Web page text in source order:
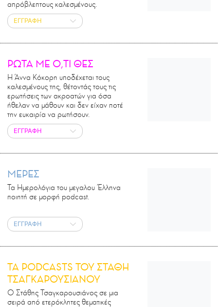
απρόβλεπτους καλεσμένους.
ΕΓΓΡΑΦΗ
ΡΩΤΑ ΜΕ Ο,ΤΙ ΘΕΣ
Η Άννα Κόκορη υποδέχεται τους
καλεσμένους της, θέτοντάς τους τις
ερωτήσεις των ακροατών για όσα
ήθελαν να μάθουν και δεν είχαν ποτέ
την ευκαιρία να ρωτήσουν.
ΕΓΓΡΑΦΗ
ΜΕΡΕΣ
Τα Ημερολόγια του μεγαλου Έλληνα
ποιητή σε μορφή podcast.
ΕΓΓΡΑΦΗ
ΤΑ PODCASTS ΤΟΥ ΣΤΑΘΗ
ΤΣΑΓΚΑΡΟΥΣΙΑΝΟΥ
Ο Στάθης Τσαγκαρουσιάνος σε μια
σειρά από ετερόκλητες θεματικές